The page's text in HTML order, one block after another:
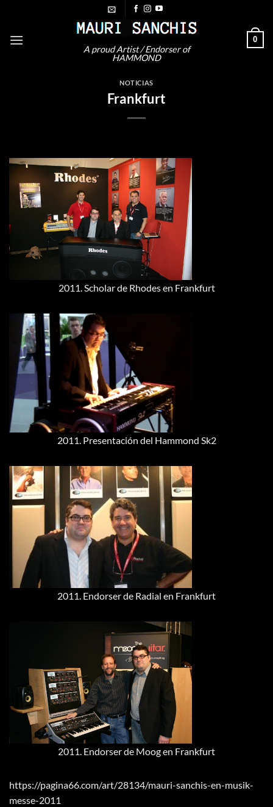
contenido
A proud Artist / Endorser of
HAMMOND
0
NOTICIAS
Frankfurt
2011. Scholar de Rhodes en Frankfurt
2011. Presentación del Hammond Sk2
2011. Endorser de Radial en Frankfurt
2011. Endorser de Moog en Frankfurt
https://pagina66.com/art/28134/mauri-sanchis-en-musik-
messe-2011